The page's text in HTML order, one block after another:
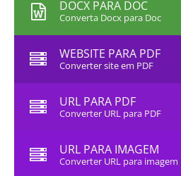
DOCX PARA DOC
Converta Docx para Doc
WEBSITE PARA PDF
Converter site em PDF
URL PARA PDF
Converter URL para PDF
URL PARA IMAGEM
Converter URL para imagem